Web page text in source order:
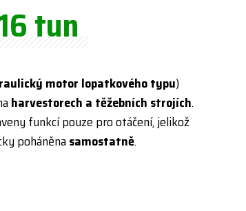
tun
motor lopatkového typu)
harvestorech a těžebních strojích.
funkcí pouze pro otáčení, jelikož
poháněnasamostatně.